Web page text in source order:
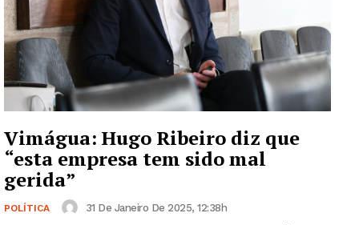
Vimágua: Hugo Ribeiro diz que
“esta empresa tem sido mal
gerida”
POLÍTICA 31 De Janeiro De 2025, 12:38h